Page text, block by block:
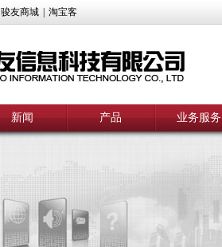
骏友商城 淘宝客
新闻 产品 业务服务